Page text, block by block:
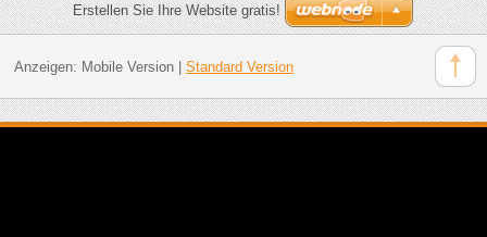
Erstellen Sie Ihre Website gratis!
Anzeigen: Mobile Version| Standard Version